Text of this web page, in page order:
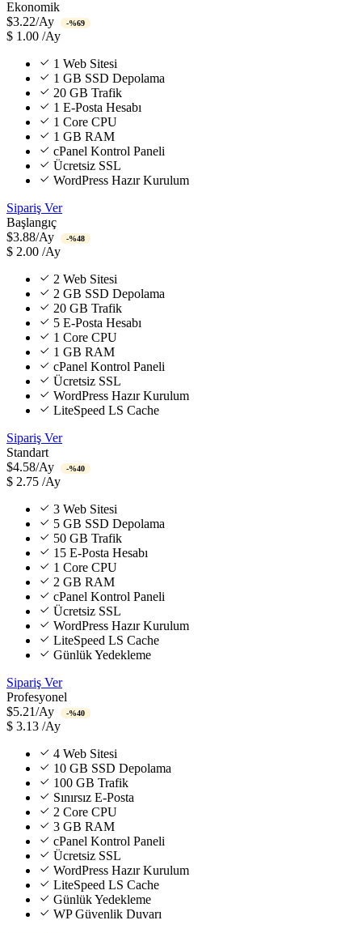
Ekonomik
$3.22/Ay
-%69
$ 1.00 /Ay
1 Web Sitesi
1 GB SSD Depolama
20 GB Trafik
1 E-Posta Hesabı
1 Core CPU
1 GB RAM
cPanel Kontrol Paneli
Ücretsiz SSL
WordPress Hazır Kurulum
Sipariş Ver
Başlangıç
$3.88/Ay
-%48
$ 2.00 /Ay
2 Web Sitesi
2 GB SSD Depolama
20 GB Trafik
5 E-Posta Hesabı
1 Core CPU
1 GB RAM
cPanel Kontrol Paneli
Ücretsiz SSL
WordPress Hazır Kurulum
LiteSpeed LS Cache
Sipariş Ver
Standart
$4.58/Ay
-%40
$ 2.75 /Ay
3 Web Sitesi
5 GB SSD Depolama
50 GB Trafik
15 E-Posta Hesabı
1 Core CPU
2 GB RAM
cPanel Kontrol Paneli
Ücretsiz SSL
WordPress Hazır Kurulum
LiteSpeed LS Cache
Günlük Yedekleme
Sipariş Ver
Profesyonel
$5.21/Ay
-%40
$ 3.13 /Ay
4 Web Sitesi
10 GB SSD Depolama
100 GB Trafik
Sınırsız E-Posta
2 Core CPU
3 GB RAM
cPanel Kontrol Paneli
Ücretsiz SSL
WordPress Hazır Kurulum
LiteSpeed LS Cache
Günlük Yedekleme
WP Güvenlik Duvarı